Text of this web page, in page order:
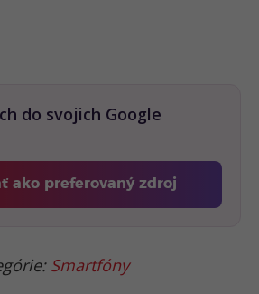
do svojich Google
ako preferovaný zdroj
Fontech, odkaz sa otvorí v
Smartfóny